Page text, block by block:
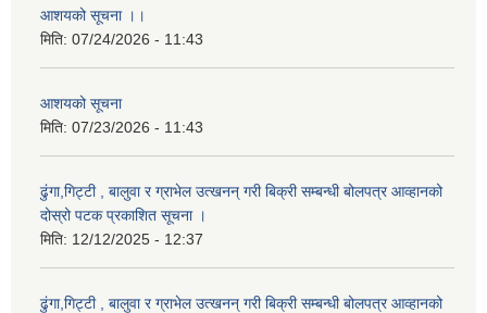
आशयको सूचना ।।
मिति: 07/24/2026 - 11:43
आशयको सूचना
मिति: 07/23/2026 - 11:43
ढुंगा,गिट्टी , बालुवा र ग्राभेल उत्खनन् गरी बिक्री सम्बन्धी बोलपत्र आव्हानको
दोस्रो पटक प्रकाशित सूचना ।
मिति: 12/12/2025 - 12:37
ढुंगा,गिट्टी , बालुवा र ग्राभेल उत्खनन् गरी बिक्री सम्बन्धी बोलपत्र आव्हानको